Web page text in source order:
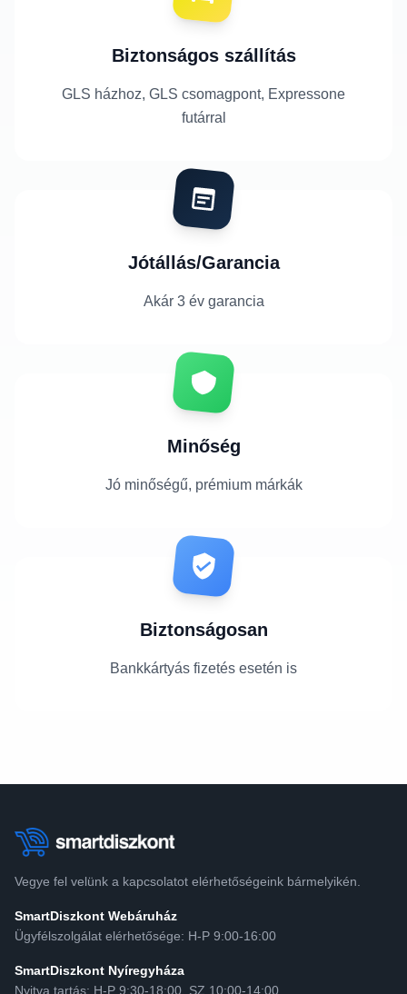
Biztonságos szállítás
GLS házhoz, GLS csomagpont, Expressone
futárral
Jótállás/Garancia
Akár 3 év garancia
Minőség
Jó minőségű, prémium márkák
Biztonságosan
Bankkártyás fizetés esetén is
Vegye fel velünk a kapcsolatot elérhetőségeink bármelyikén.
SmartDiszkont Webáruház
Ügyfélszolgálat elérhetősége: H-P 9:00-16:00
SmartDiszkont Nyíregyháza
Nyitva tartás: H-P 9:30-18:00, SZ 10:00-14:00